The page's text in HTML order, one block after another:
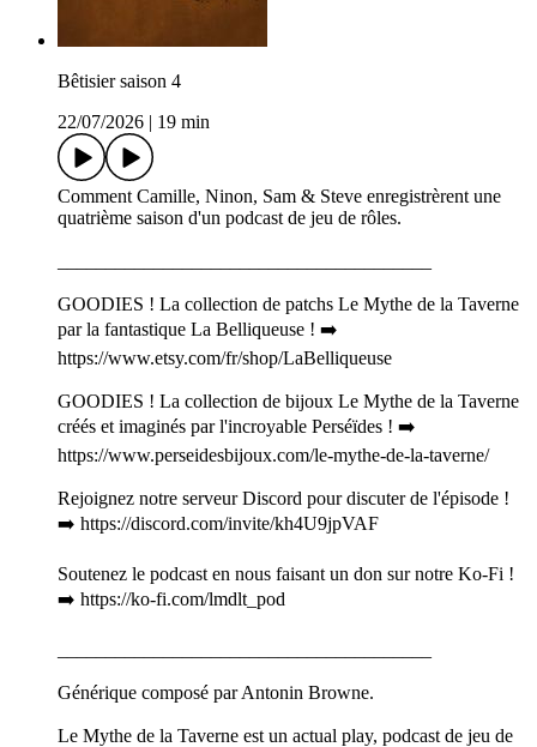
Bêtisier saison 4
22/07/2026
19 min
Comment Camille, Ninon, Sam & Steve enregistrèrent une
quatrième saison d'un podcast de jeu de rôles.
GOODIES ! La collection de patchs Le Mythe de la Taverne
par la fantastique La Belliqueuse ! ➡️
https://www.etsy.com/fr/shop/LaBelliqueuse
GOODIES ! La collection de bijoux Le Mythe de la Taverne
créés et imaginés par l'incroyable Perséïdes ! ➡️
https://www.perseidesbijoux.com/le-mythe-de-la-taverne/
Rejoignez notre serveur Discord pour discuter de l'épisode !
➡️ https://discord.com/invite/kh4U9jpVAF
Soutenez le podcast en nous faisant un don sur notre Ko-Fi !
➡️ https://ko-fi.com/lmdlt_pod
Générique composé par Antonin Browne.
Le Mythe de la Taverne est un actual play, podcast de jeu de